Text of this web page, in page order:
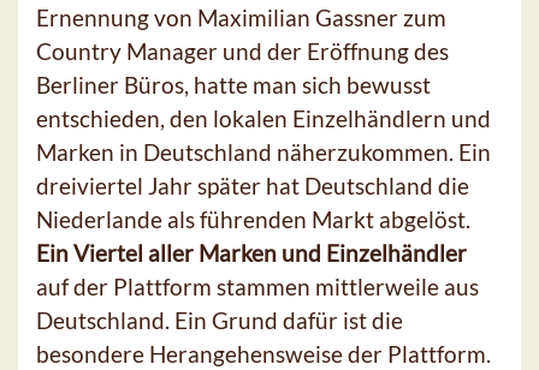
Ernennung von Maximilian Gassner zum
Country Manager und der Eröffnung des
Berliner Büros, hatte man sich bewusst
entschieden, den lokalen Einzelhändlern und
Marken in Deutschland näherzukommen. Ein
dreiviertel Jahr später hat Deutschland die
Niederlande als führenden Markt abgelöst.
Ein Viertel aller Marken und Einzelhändler
auf der Plattform stammen mittlerweile aus
Deutschland. Ein Grund dafür ist die
besondere Herangehensweise der Plattform.